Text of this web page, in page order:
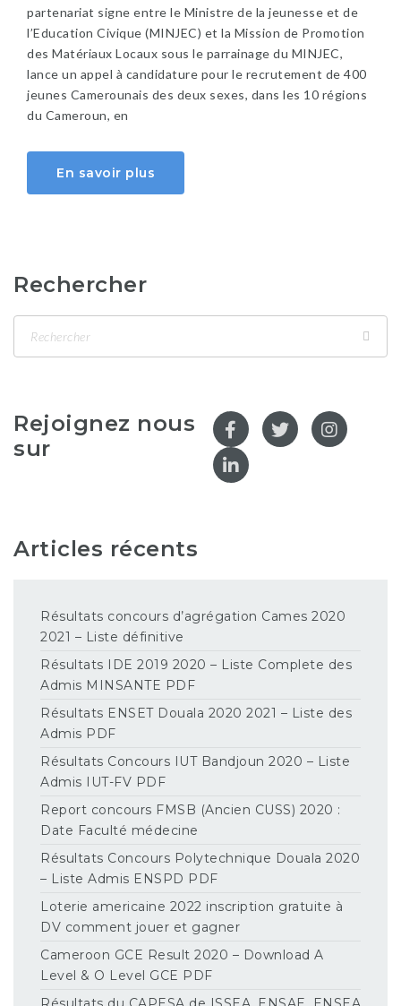
partenariat signe entre le Ministre de la jeunesse et de
l’Education Civique (MINJEC) et la Mission de Promotion
des Matériaux Locaux sous le parrainage du MINJEC,
lance un appel à candidature pour le recrutement de 400
jeunes Camerounais des deux sexes, dans les 10 régions
du Cameroun, en
En savoir plus
Rechercher
Rejoignez nous
sur
Articles récents
Résultats concours d’agrégation Cames 2020
2021 – Liste définitive
Résultats IDE 2019 2020 – Liste Complete des
Admis MINSANTE PDF
Résultats ENSET Douala 2020 2021 – Liste des
Admis PDF
Résultats Concours IUT Bandjoun 2020 – Liste
Admis IUT-FV PDF
Report concours FMSB (Ancien CUSS) 2020 :
Date Faculté médecine
Résultats Concours Polytechnique Douala 2020
– Liste Admis ENSPD PDF
Loterie americaine 2022 inscription gratuite à
DV comment jouer et gagner
Cameroon GCE Result 2020 – Download A
Level & O Level GCE PDF